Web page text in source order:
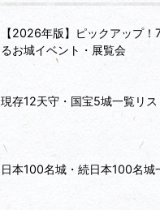
【2026年版】ピックアップ
るお城イベント・展覧会
現存12天守・国宝5城一覧リス
日本100名城・続日本100名城